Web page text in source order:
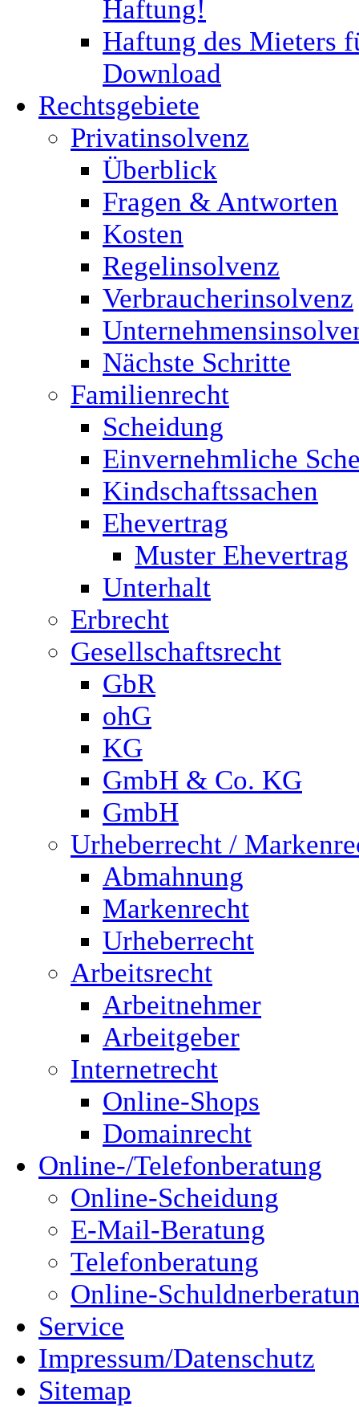
Haftung!
Haftung des Mieters
Download
Rechtsgebiete
Privatinsolvenz
Überblick
Fragen & Antworten
Kosten
Regelinsolvenz
Verbraucherinsolvenz
Nächste Schritte
Familienrecht
Scheidung
Einvernehmliche
Kindschaftssachen
Ehevertrag
Muster Ehevertrag
Unterhalt
Erbrecht
Gesellschaftsrecht
GbR
ohG
KG
GmbH & Co. KG
GmbH
Urheberrecht /
Abmahnung
Markenrecht
Urheberrecht
Arbeitsrecht
Arbeitnehmer
Arbeitgeber
Internetrecht
Online-Shops
Domainrecht
Online-/Telefonberatung
Online-Scheidung
E-Mail-Beratung
Telefonberatung
Online-
Service
Impressum/Datenschutz
Sitemap